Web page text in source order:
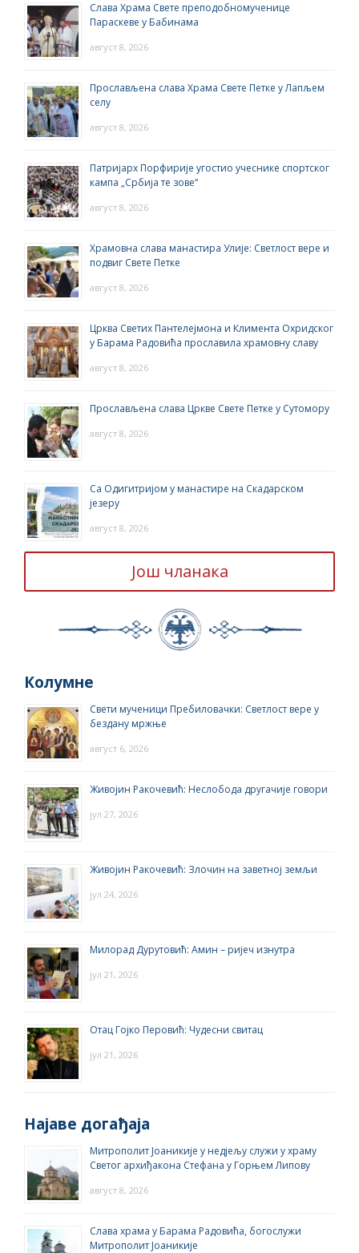
Слава Храма Свете преподобномученице
Параскеве у Бабинама
август 8, 2026
Прослављена слава Храма Свете Петке у Лапљем
селу
август 8, 2026
Патријарх Порфирије угостио учеснике спортског
кампа „Србија те зове“
август 8, 2026
Храмовна слава манастира Улије: Светлост вере и
подвиг Свете Петке
август 8, 2026
Црква Светих Пантелејмона и Климента Охридског
у Барама Радовића прославила храмовну славу
август 8, 2026
Прослављена слава Цркве Свете Петке у Сутомору
август 8, 2026
Са Одигитријом у манастире на Скадарском
језеру
август 8, 2026
Још чланака
Колумне
Свети мученици Пребиловачки: Светлост вере у
бездану мржње
август 6, 2026
Живојин Ракочевић: Неслобода другачије говори
јул 27, 2026
Живојин Ракочевић: Злочин на заветној земљи
јул 24, 2026
Милорад Дурутовић: Амин – ријеч изнутра
јул 21, 2026
Отац Гојко Перовић: Чудесни свитац
јул 21, 2026
Најаве догађаја
Митрополит Јоаникије у недјељу служи у храму
Светог архиђакона Стефана у Горњем Липову
август 8, 2026
Слава храма у Барама Радовића, богослужи
Митрополит Јоаникије